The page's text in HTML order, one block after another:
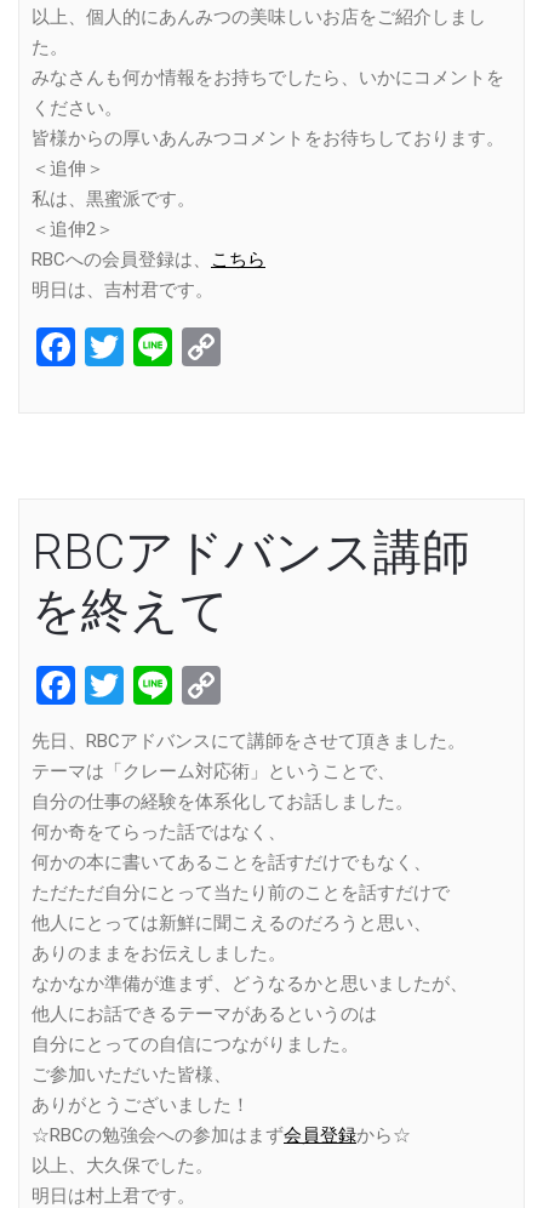
以上、個人的にあんみつの美味しいお店をご紹介しまし
た。
みなさんも何か情報をお持ちでしたら、いかにコメントを
ください。
皆様からの厚いあんみつコメントをお待ちしております。
＜追伸＞
私は、黒蜜派です。
＜追伸2＞
RBCへの会員登録は、
こちら
明日は、吉村君です。
Facebook
Twitter
Line
RBCアドバンス講師
を終えて
Facebook
Twitter
Line
Link
先日、RBCアドバンスにて講師をさせて頂きました。
テーマは「クレーム対応術」ということで、
自分の仕事の経験を体系化してお話しました。
何か奇をてらった話ではなく、
何かの本に書いてあることを話すだけでもなく、
ただただ自分にとって当たり前のことを話すだけで
他人にとっては新鮮に聞こえるのだろうと思い、
ありのままをお伝えしました。
なかなか準備が進まず、どうなるかと思いましたが、
他人にお話できるテーマがあるというのは
自分にとっての自信につながりました。
ご参加いただいた皆様、
ありがとうございました！
☆RBCの勉強会への参加はまず会員登録から☆
以上、大久保でした。
明日は村上君です。